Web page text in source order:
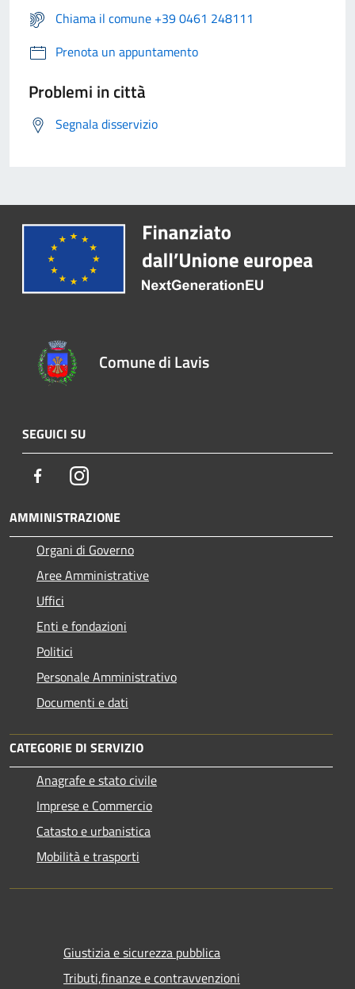
Chiama il comune +39 0461 248111
Prenota un appuntamento
Problemi in città
Segnala disservizio
Comune di Lavis
SEGUICI SU
FacebookInstagram
AMMINISTRAZIONE
Organi di Governo
Aree Amministrative
Uffici
Enti e fondazioni
Politici
Personale Amministrativo
Documenti e dati
CATEGORIE DI SERVIZIO
Anagrafe e stato civile
Imprese e Commercio
Catasto e urbanistica
Mobilità e trasporti
Giustizia e sicurezza pubblica
Tributi,finanze e contravvenzioni